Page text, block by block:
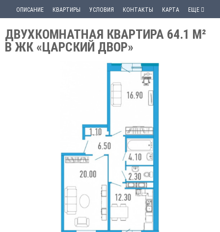
ОПИСАНИЕ КВАРТИРЫ УСЛОВИЯ КОНТАКТЫ КАРТА ЕЩЕ
ДВУХКОМНАТНАЯ КВАРТИРА 64.1 М²
В ЖК «ЦАРСКИЙ ДВОР»